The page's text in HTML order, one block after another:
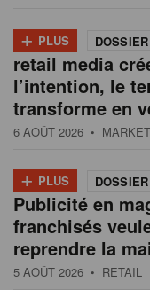
+ PLUS DOSSIER
retail media
l’intention, le
transforme en
6 AOÛT 2026 •
+ PLUS DOSSIER
Publicité en
franchisés
reprendre la
5 AOÛT 2026 • RETAIL